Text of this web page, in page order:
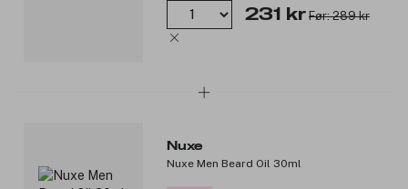
231 kr Før: 289 kr
Nuxe
Nuxe Men Beard Oil 30ml